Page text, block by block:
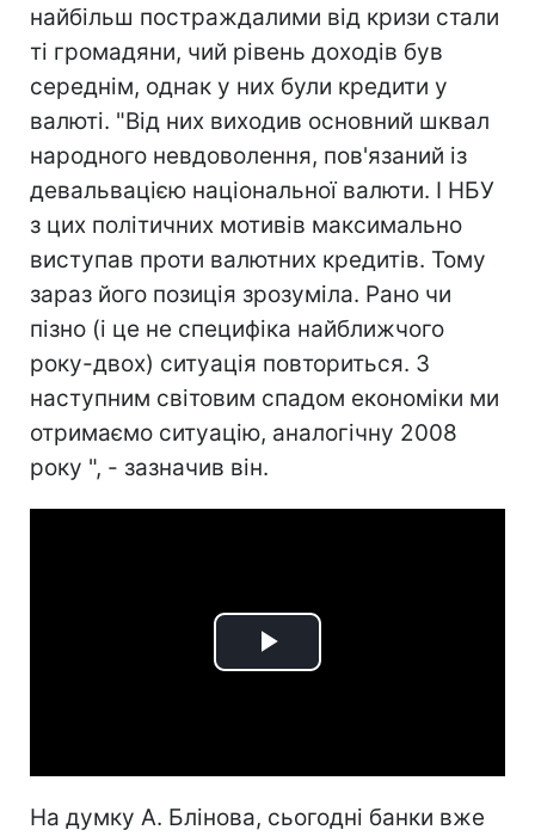
найбільш постраждалими від кризи стали
ті громадяни, чий рівень доходів був
середнім, однак у них були кредити у
валюті. "Від них виходив основний шквал
народного невдоволення, пов'язаний із
девальвацією національної валюти. І НБУ
з цих політичних мотивів максимально
виступав проти валютних кредитів. Тому
зараз його позиція зрозуміла. Рано чи
пізно (і це не специфіка найближчого
року-двох) ситуація повториться. З
наступним світовим спадом економіки ми
отримаємо ситуацію, аналогічну 2008
року ", - зазначив він.
Play
На думку А. Блінова, сьогодні банки вже